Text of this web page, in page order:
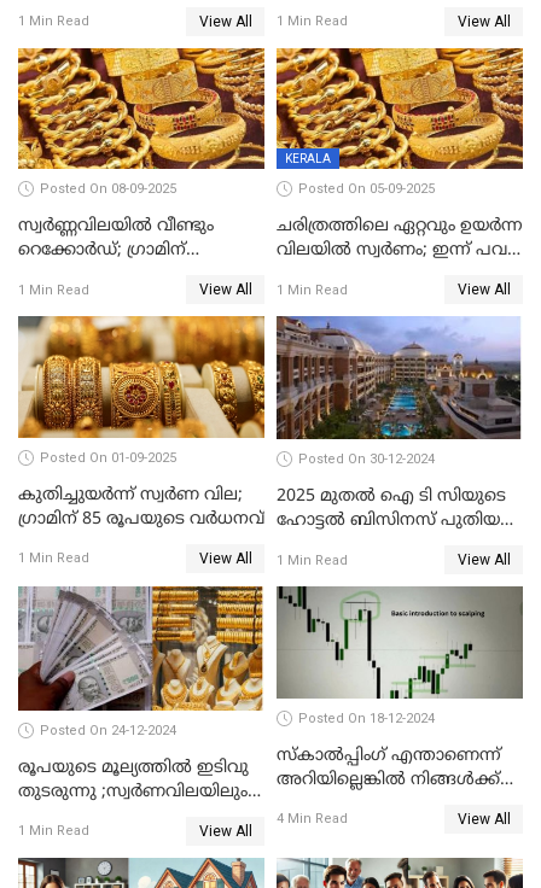
1 Min Read View All 1 Min Read View All
Posted On 08-09-2025
സ്വർണ്ണവിലയിൽ വീണ്ടും
റെക്കോർഡ്; ഗ്രാമിന്
രൂപ മാത്രം കുറവ്
1 Min Read View All
KERALA
Posted On 05-09-2025
ചരിത്രത്തിലെ ഏറ്റവും ഉയർന്ന
വിലയിൽ സ്വർണം; ഇന്ന് പവന്
1 Min Read View All
Posted On 01-09-2025
കുതിച്ചുയർന്ന് സ്വർണ വില;
ഗ്രാമിന് 85 രൂപയുടെ വർധനവ്
1 Min Read View All
Posted On 30-12-2024
2025 മുതൽ ഐ ടി സിയുടെ
ഹോട്ടൽ ബിസിനസ് പുതിയ
ഉടമകൾ അറിയേണ്ട
കാര്യങ്ങൾ
1 Min Read View All
Posted On 24-12-2024
രൂപയുടെ മൂല്യത്തില്‍ ഇടിവു
തുടരുന്നു ;സ്വര്‍ണവിലയിലും
1 Min Read View All
Posted On 18-12-2024
സ്കാൽപ്പിംഗ് എന്താണെന്ന്
അറിയില്ലെങ്കിൽ നിങ്ങൾക്ക്
4 Min Read View All